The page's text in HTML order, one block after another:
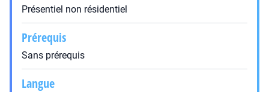
Présentiel non résidentiel
Prérequis
Sans prérequis
Langue